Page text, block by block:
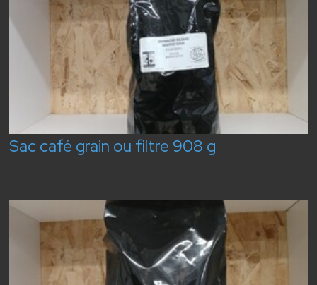
Sac café grain ou filtre 908 g